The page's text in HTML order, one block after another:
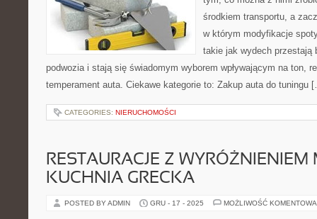
środkiem transportu, a
w którym modyfikacje
takie jak wydech przestają
podwozia i stają się świadomym wyborem wpływającym na ton,
temperament auta. Ciekawe kategorie to: Zakup auta do tuningu
CATEGORIES: NIERUCHOMOŚCI
RESTAURACJE Z WYRÓŻNIENIEM
KUCHNIA GRECKA
POSTED BY ADMIN GRU - 17 - 2025 MOŻLIWOŚĆ